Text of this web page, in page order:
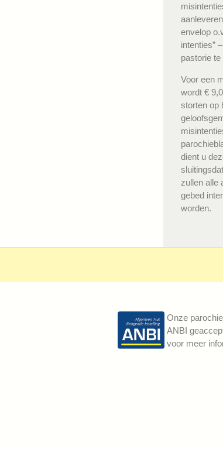
envelop
intenties”
pastorie te
Voor een
wordt €
storten op
dient u
zullen alle
gebed
worden.
Onze
ANBI
voor meer